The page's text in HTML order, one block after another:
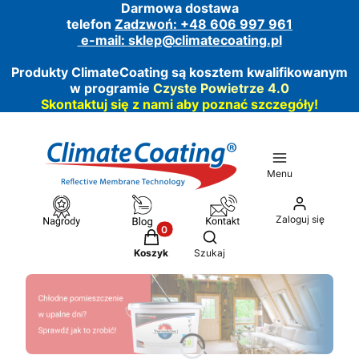
Darmowa dostawa
telefon Zadzwoń: +48 606 997 961
e-mail: sklep@climatecoating.pl
Produkty ClimateCoating są kosztem kwalifikowanym
w programie Czyste Powietrze 4.0
Skontaktuj się z nami aby poznać szczegóły!
Menu
Zaloguj się
Produkty w koszyku: 0. Zobacz
Koszyk
Otwórz wyszukiwarkę
Szukaj